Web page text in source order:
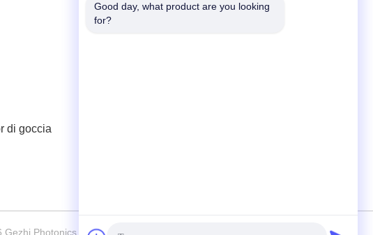
di goccia
86-755-2377-1707
Photonics (Shenzhen) Technology Co., Ltd. Tutti. Tutti i diritti riservati.
Good day, what product are you looking
for?